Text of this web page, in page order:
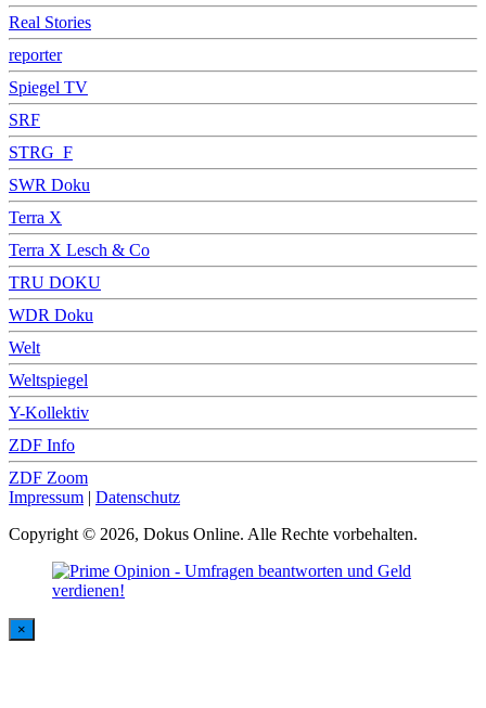
Real Stories
reporter
Spiegel TV
SRF
STRG_F
SWR Doku
Terra X
Terra X Lesch & Co
TRU DOKU
WDR Doku
Welt
Weltspiegel
Y-Kollektiv
ZDF Info
ZDF Zoom
Impressum | Datenschutz
Copyright © 2026, Dokus Online. Alle Rechte vorbehalten.
×